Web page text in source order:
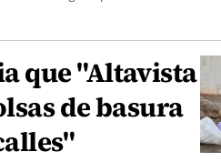
que "Altavista
de basura